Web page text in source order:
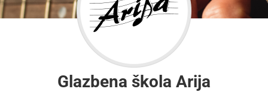
Glazbena škola Arija